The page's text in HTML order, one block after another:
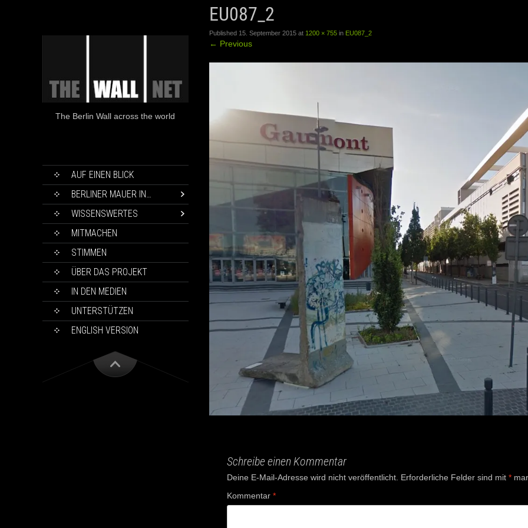
The Berlin Wall across the world
SKIP
CONTENT
AUF EINEN BLICK
BERLINER MAUER IN…
WISSENSWERTES
MITMACHEN
STIMMEN
ÜBER DAS PROJEKT
IN DEN MEDIEN
UNTERSTÜTZEN
ENGLISH VERSION
EU087_2
Published 15. September 2015at 1200 × 755in EU087_2
← Previous
Schreibe einen Kommentar
Deine E-Mail-Adresse wird nicht veröffentlicht. Erforderliche Felder sind mit *
Kommentar *